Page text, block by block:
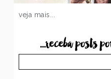
veja mais...
...receba posts